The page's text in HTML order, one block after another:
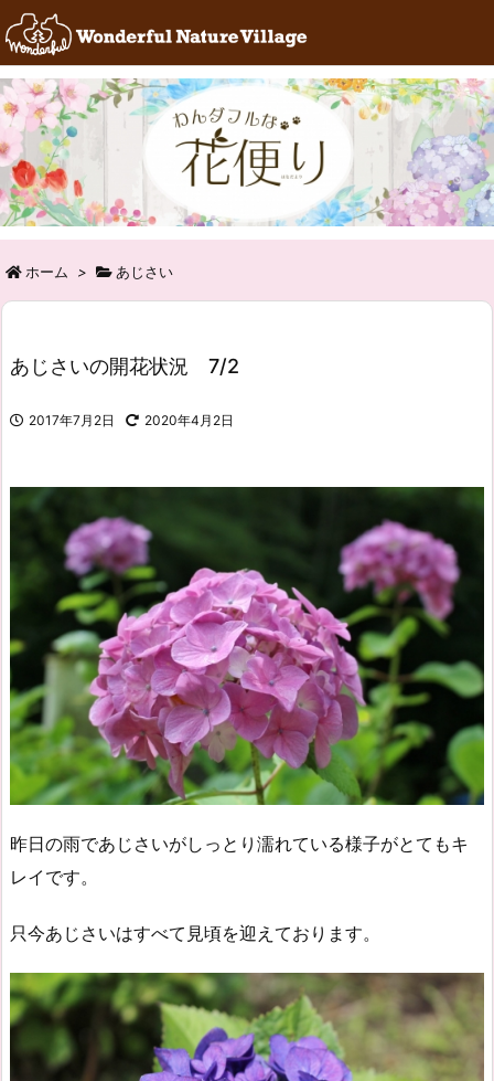
RSS Feedly
ホーム > あじさい
あじさいの開花状況 7/2
2017年7月2日 2020年4月2日
昨日の雨であじさいがしっとり濡れている様子がとてもキ
レイです。
只今あじさいはすべて見頃を迎えております。